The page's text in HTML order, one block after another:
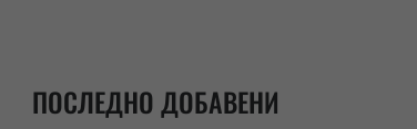
ПОСЛЕДНО ДОБАВЕНИ